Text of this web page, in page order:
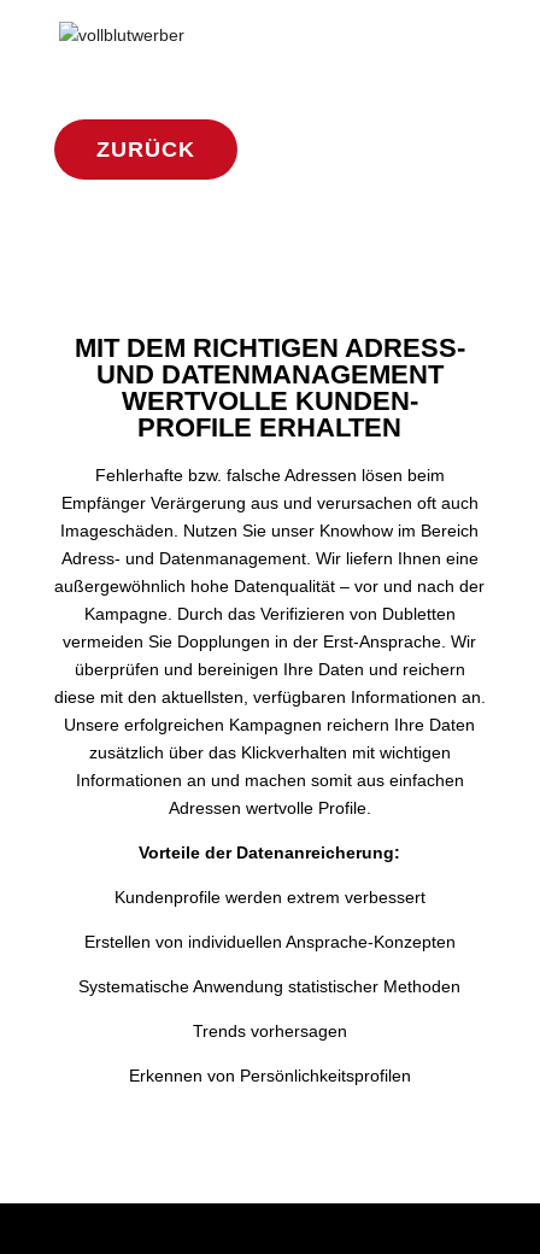
ZURÜCK
MIT DEM RICHTIGEN ADRESS-
UND DATENMANAGEMENT
WERTVOLLE KUNDEN-
PROFILE ERHALTEN
Fehlerhafte bzw. falsche Adressen lösen beim
Empfänger Verärgerung aus und verursachen oft auch
Imageschäden. Nutzen Sie unser Knowhow im Bereich
Adress- und Datenmanagement. Wir liefern Ihnen eine
außergewöhnlich hohe Datenqualität – vor und nach der
Kampagne. Durch das Verifizieren von Dubletten
vermeiden Sie Dopplungen in der Erst-Ansprache. Wir
überprüfen und bereinigen Ihre Daten und reichern
diese mit den aktuellsten, verfügbaren Informationen an.
Unsere erfolgreichen Kampagnen reichern Ihre Daten
zusätzlich über das Klickverhalten mit wichtigen
Informationen an und machen somit aus einfachen
Adressen wertvolle Profile.
Vorteile der Datenanreicherung:
Kundenprofile werden extrem verbessert
Erstellen von individuellen Ansprache-Konzepten
Systematische Anwendung statistischer Methoden
Trends vorhersagen
Erkennen von Persönlichkeitsprofilen